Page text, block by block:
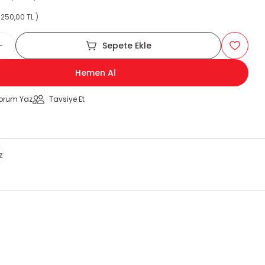
TL )
Sepete Ekle
Hemen Al
Yaz Tavsiye Et